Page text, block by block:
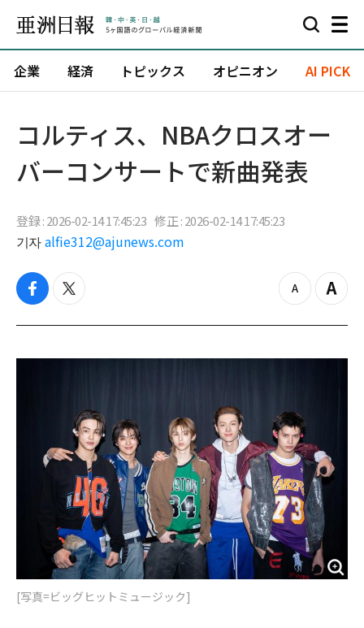
企業 経済 トピックス オピニオン AI PICK
コルティス、NBAクロスオー
バーコンサートで新曲発表
登録 : 2026-02-14 17:45:23 修正 : 2026-02-14 17:45:23
기자 alfie312@ajunews.com
f
c
b
t
i
t
z
o
o
Z
o
i
[写真=ビッグヒットミュージック]